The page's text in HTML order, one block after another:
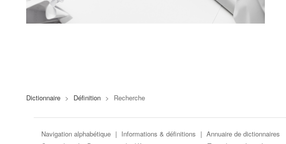
Dictionnaire > Définition > Recherche
Navigation alphabétique | Informations & définitions | Annuaire de dictionnaires